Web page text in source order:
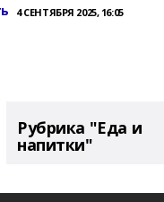
4 СЕНТЯБРЯ 2025, 16:05
Рубрика "Еда и
напитки"